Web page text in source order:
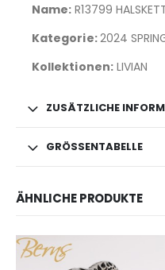
Name: R13799
Kategorie:2024
Kollektionen:LIVIAN
ZUSÄTZLICHE
GRÖSSENTABELLE
ÄHNLICHE PRODUKTE